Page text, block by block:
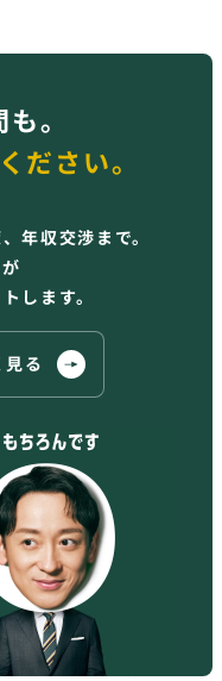
。
ださい。
年収交渉まで。
が
します。
見る